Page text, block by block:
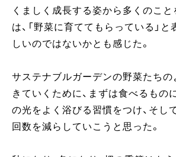
くましく成長する姿から多くのこと
は、「野菜に育ててもらっている」
しいのではないかとも感じた。
サステナブルガーデンの野菜たちの
きていくために、まずは食べるもの
の光をよく浴びる習慣をつけ、そし
回数を減らしていこうと思った。